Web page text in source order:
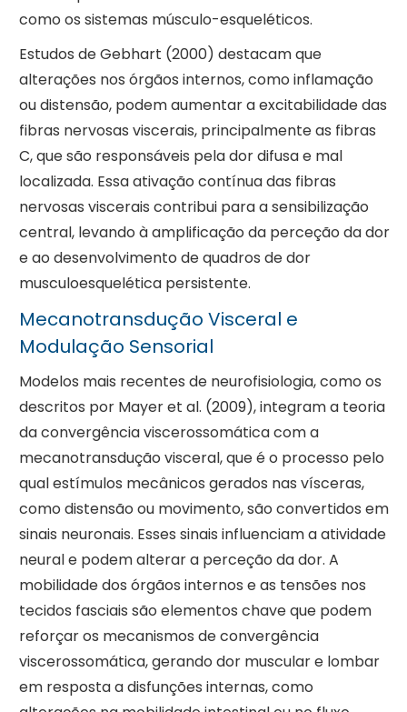
como os sistemas músculo-esqueléticos.
Estudos de Gebhart (2000) destacam que
alterações nos órgãos internos, como inflamação
ou distensão, podem aumentar a excitabilidade das
fibras nervosas viscerais, principalmente as fibras
C, que são responsáveis pela dor difusa e mal
localizada. Essa ativação contínua das fibras
nervosas viscerais contribui para a sensibilização
central, levando à amplificação da perceção da dor
e ao desenvolvimento de quadros de dor
musculoesquelética persistente.
Mecanotransdução Visceral e
Modulação Sensorial
Modelos mais recentes de neurofisiologia, como os
descritos por Mayer et al. (2009), integram a teoria
da convergência viscerossomática com a
mecanotransdução visceral, que é o processo pelo
qual estímulos mecânicos gerados nas vísceras,
como distensão ou movimento, são convertidos em
sinais neuronais. Esses sinais influenciam a atividade
neural e podem alterar a perceção da dor. A
mobilidade dos órgãos internos e as tensões nos
tecidos fasciais são elementos chave que podem
reforçar os mecanismos de convergência
viscerossomática, gerando dor muscular e lombar
em resposta a disfunções internas, como